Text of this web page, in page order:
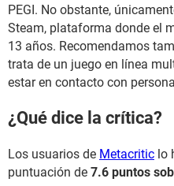
PEGI. No obstante,
Steam, plataforma donde el
13 años. Recomendamos
trata de un juego en línea
estar en contacto con
¿Qué dice la crítica?
Los usuarios de Metacritic lo
puntuación de 7.6 puntos